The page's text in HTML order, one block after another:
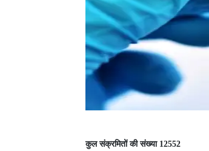
कुल संक्रमितों की संख्या 12552